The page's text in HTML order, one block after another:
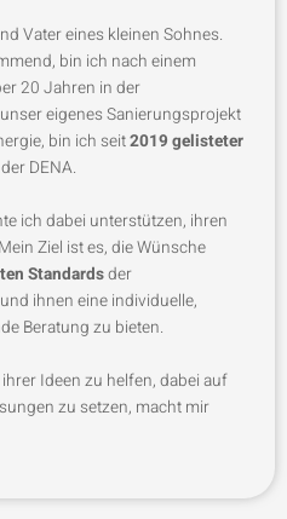
Vater eines kleinen Sohnes.
bin ich nach einem
20 Jahren in der
eigenes Sanierungsprojekt
bin ich seit2019 gelisteter
DENA.
ich dabei unterstützen, ihren
Ziel ist es, die Wünsche
Standardsder
ihnen eine individuelle,
Beratung zu bieten.
Ideen zu helfen, dabei auf
zu setzen, macht mir